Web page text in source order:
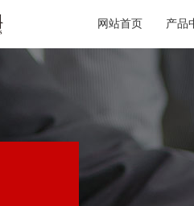
网站首页 产品